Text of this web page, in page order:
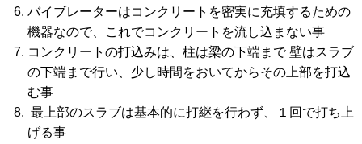
バイブレーターはコンクリートを密実に充填するための
機器なので、これでコンクリートを流し込まない事
コンクリートの打込みは、柱は梁の下端まで 壁はスラブ
の下端まで行い、少し時間をおいてからその上部を打込
む事
最上部のスラブは基本的に打継を行わず、１回で打ち上
げる事